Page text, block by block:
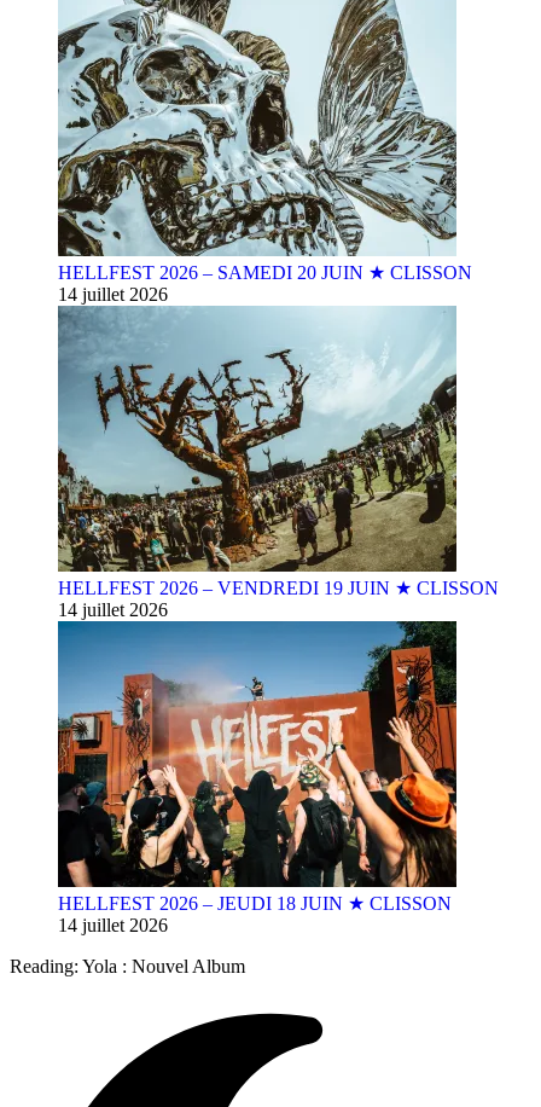
HELLFEST 2026 – SAMEDI 20 JUIN ★ CLISSON
14 juillet 2026
HELLFEST 2026 – VENDREDI 19 JUIN ★ CLISSON
14 juillet 2026
HELLFEST 2026 – JEUDI 18 JUIN ★ CLISSON
14 juillet 2026
Reading: Yola : Nouvel Album